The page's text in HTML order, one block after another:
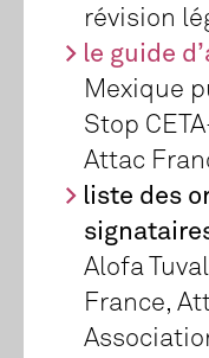
révision
le guide
Mexique
Stop
Attac
liste des
Alofa
France,